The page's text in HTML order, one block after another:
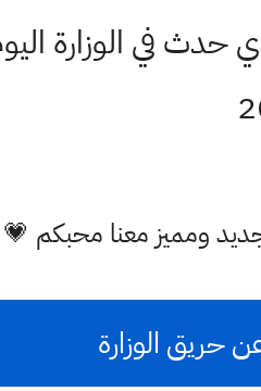
ومميز معنا محبكم
حريق الوزارة